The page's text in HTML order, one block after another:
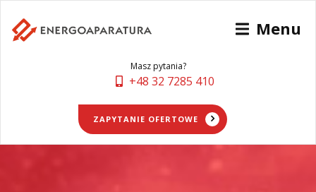
Menu
Masz pytania?
+48 32 7285 410
ZAPYTANIE OFERTOWE